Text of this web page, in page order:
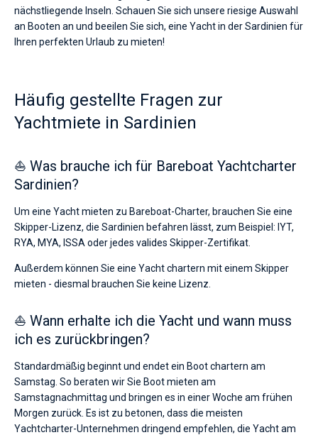
nächstliegende Inseln. Schauen Sie sich unsere riesige Auswahl
an Booten an und beeilen Sie sich, eine Yacht in der Sardinien für
Ihren perfekten Urlaub zu mieten!
Häufig gestellte Fragen zur
Yachtmiete in Sardinien
⛵ Was brauche ich für Bareboat Yachtcharter
Sardinien?
Um eine Yacht mieten zu Bareboat-Charter, brauchen Sie eine
Skipper-Lizenz, die Sardinien befahren lässt, zum Beispiel: IYT,
RYA, MYA, ISSA oder jedes valides Skipper-Zertifikat.
Außerdem können Sie eine Yacht chartern mit einem Skipper
mieten - diesmal brauchen Sie keine Lizenz.
⛵ Wann erhalte ich die Yacht und wann muss
ich es zurückbringen?
Standardmäßig beginnt und endet ein Boot chartern am
Samstag. So beraten wir Sie Boot mieten am
Samstagnachmittag und bringen es in einer Woche am frühen
Morgen zurück. Es ist zu betonen, dass die meisten
Yachtcharter-Unternehmen dringend empfehlen, die Yacht am